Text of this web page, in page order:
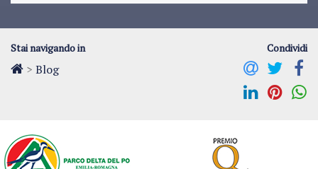
Stai navigando in
> Blog
Condividi